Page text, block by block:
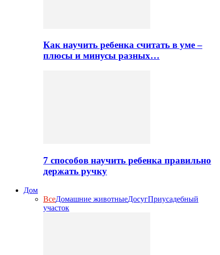
Как научить ребенка считать в уме –
плюсы и минусы разных…
7 способов научить ребенка правильно
держать ручку
Дом
ВсеДомашние животныеДосугПриусадебный
участок